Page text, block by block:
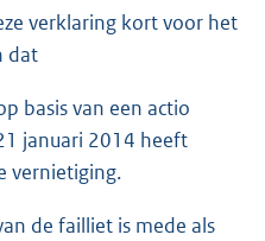
verklaring kort voor het
dat
basis van een actio
januari 2014 heeft
vernietiging.
de failliet is mede als